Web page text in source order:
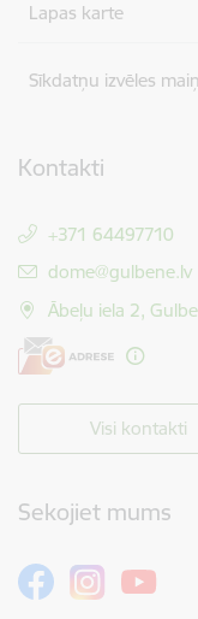
Lapas karte
Sīkdatņu izvēles
Kontakti
+371 64497710
E-pasts:
dome@gulbene.lv
Ābeļu iela 2,
Visi kontakti
Sekojiet mums